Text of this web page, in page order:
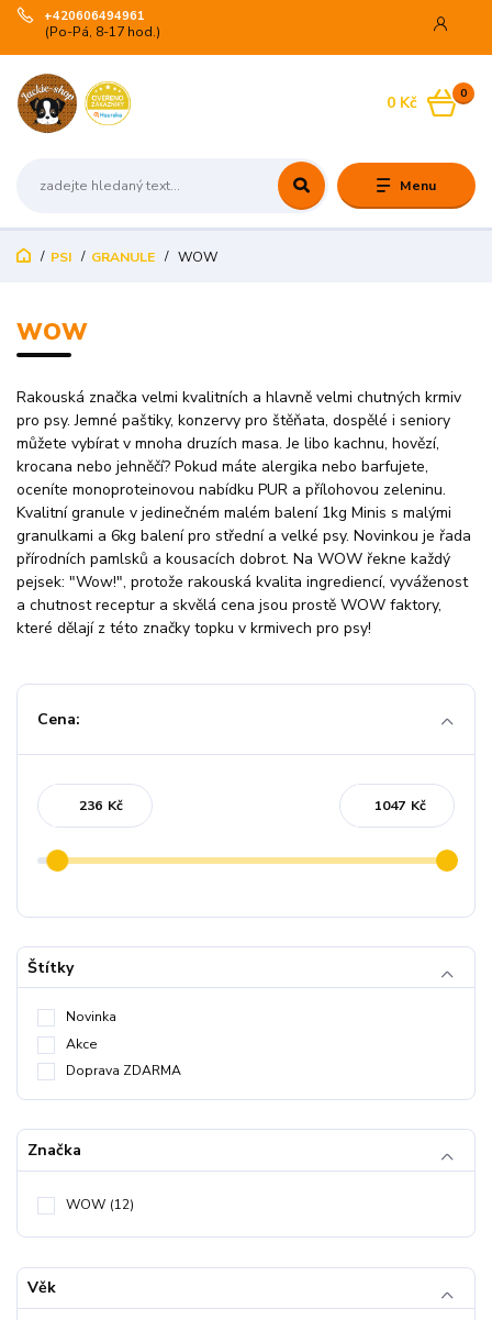
Menu
+420606494961
(Po-Pá, 8-17 hod.)
0
0 Kč
PSI GRANULE WOW
WOW
Rakouská značka velmi kvalitních a hlavně velmi chutných krmiv
pro psy. Jemné paštiky, konzervy pro štěňata, dospělé i seniory
můžete vybírat v mnoha druzích masa. Je libo kachnu, hovězí,
krocana nebo jehněčí? Pokud máte alergika nebo barfujete,
oceníte monoproteinovou nabídku PUR a přílohovou zeleninu.
Kvalitní granule v jedinečném malém balení 1kg Minis s malými
granulkami a 6kg balení pro střední a velké psy. Novinkou je řada
přírodních pamlsků a kousacích dobrot. Na WOW řekne každý
pejsek: "Wow!", protože rakouská kvalita ingrediencí, vyváženost
a chutnost receptur a skvělá cena jsou prostě WOW faktory,
které dělají z této značky topku v krmivech pro psy!
Cena:
Kč Kč
Štítky
Novinka
Akce
Doprava ZDARMA
Značka
WOW (12)
Věk